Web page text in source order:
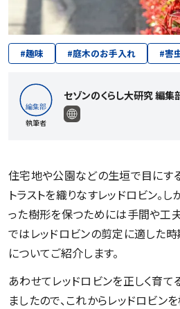
#趣味 #庭木のお手入れ #害
執筆者
セゾンのくらし大研究 編集
記事一覧を
住宅地や公園などの生垣で目にす
トラストを織りなすレッドロビン。
った樹形を保つためには手間や工
ではレッドロビンの剪定に適した
についてご紹介します。
あわせてレッドロビンを正しく育て
ましたので、これからレッドロビ